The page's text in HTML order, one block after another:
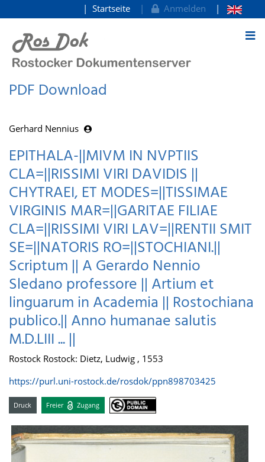
zum Inhalt
Startseite Anmelden
PDF Download
Gerhard Nennius
EPITHALA-||MIVM IN NVPTIIS
CLA=||RISSIMI VIRI DAVIDIS ||
CHYTRAEI, ET MODES=||TISSIMAE
VIRGINIS MAR=||GARITAE FILIAE
CLA=||RISSIMI VIRI LAV=||RENTII SMIT
SE=||NATORIS RO=||STOCHIANI.||
Scriptum || A Gerardo Nennio
Sledano professore || Artium et
linguarum in Academia || Rostochiana
publico.|| Anno humanae salutis
M.D.LIII ... ||
Rostock Rostock: Dietz, Ludwig , 1553
https://purl.uni-rostock.de/rosdok/ppn898703425
Druck Freier Zugang